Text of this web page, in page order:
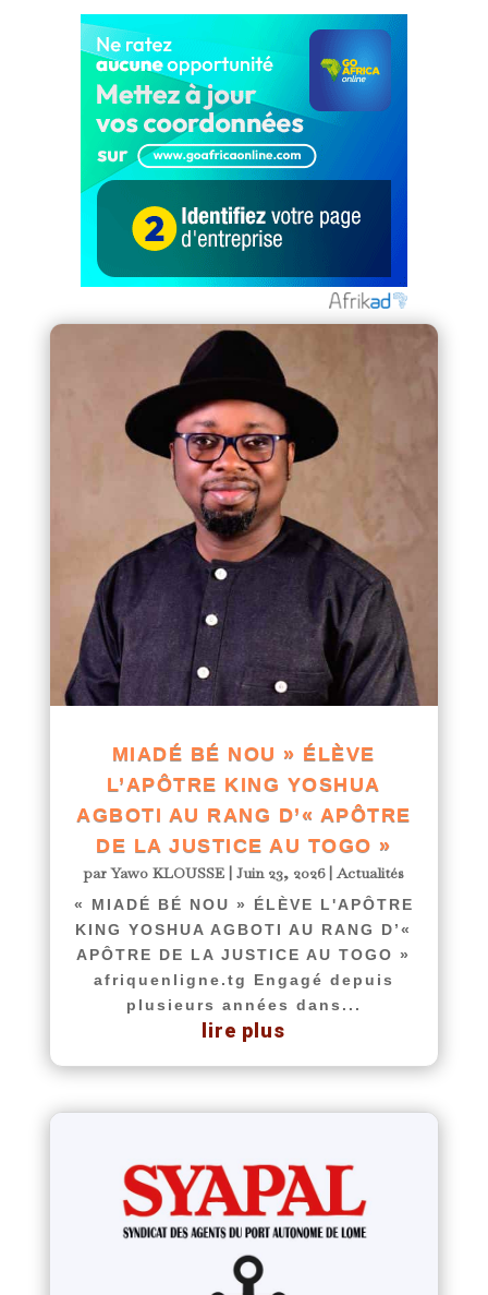
MIADÉ BÉ NOU » ÉLÈVE
L’APÔTRE KING YOSHUA
AGBOTI AU RANG D’« APÔTRE
DE LA JUSTICE AU TOGO »
parYawo KLOUSSE |Juin 23, 2026| Actualités
« MIADÉ BÉ NOU » ÉLÈVE L'APÔTRE
KING YOSHUA AGBOTI AU RANG D’«
APÔTRE DE LA JUSTICE AU TOGO »
afriquenligne.tg Engagé depuis
plusieurs années dans...
lire plus